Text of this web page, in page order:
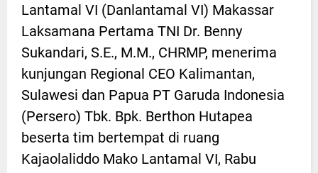
Lantamal VI (Danlantamal VI) Makassar
Laksamana Pertama TNI Dr. Benny
Sukandari, S.E., M.M., CHRMP, menerima
kunjungan Regional CEO Kalimantan,
Sulawesi dan Papua PT Garuda Indonesia
(Persero) Tbk. Bpk. Berthon Hutapea
beserta tim bertempat di ruang
Kajaolaliddo Mako Lantamal VI, Rabu